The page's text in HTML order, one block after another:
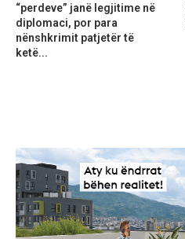
“perdeve” janë legjitime në
diplomaci, por para
nënshkrimit patjetër të
ketë...